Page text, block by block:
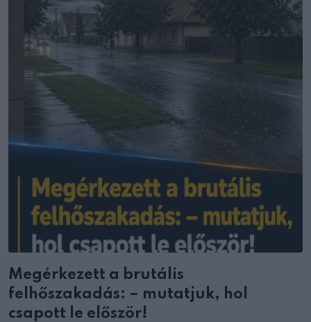
Megérkezett a brutális
felhőszakadás: – mutatjuk, hol
csapott le először!